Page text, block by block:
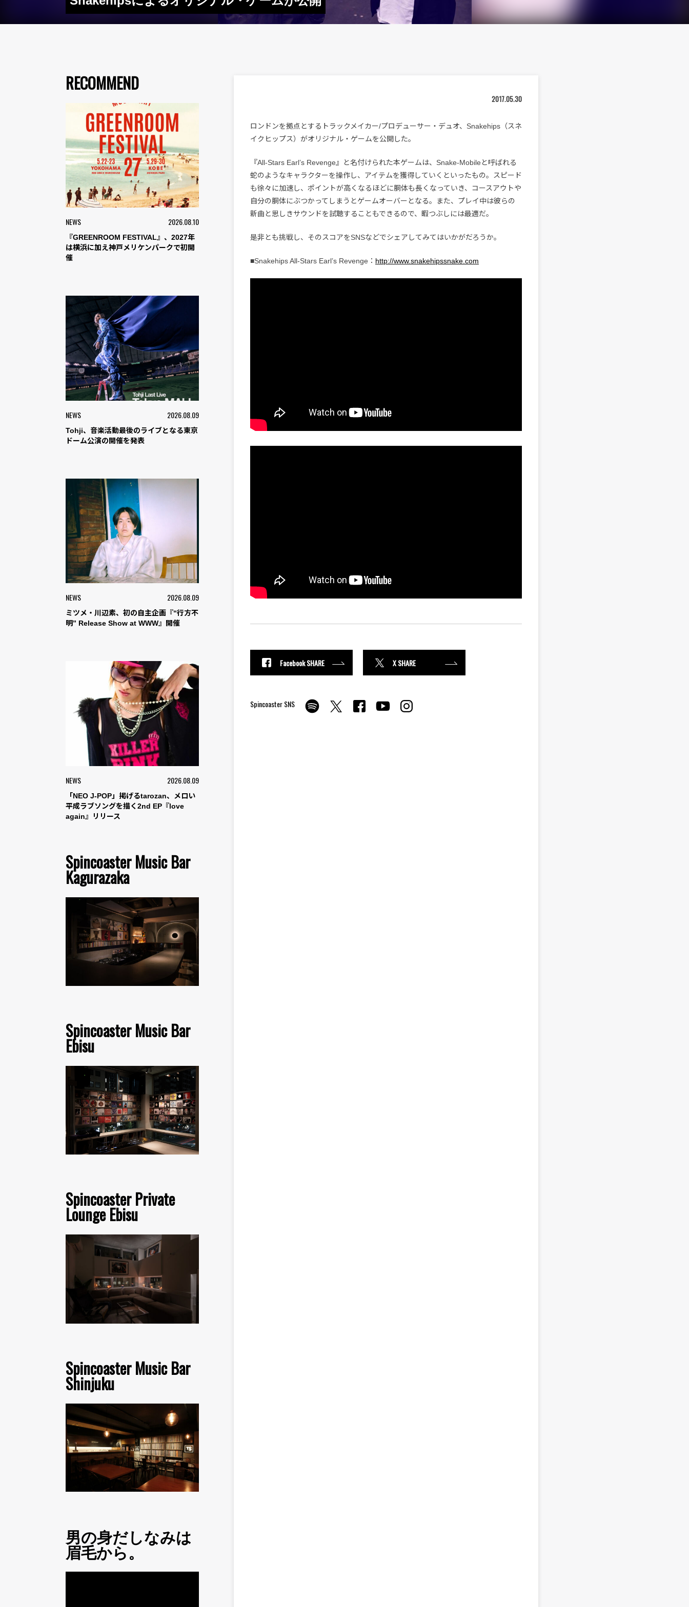
RECOMMEND
NEWS 2026.08.10
『GREENROOM FESTIVAL』、2027年
は横浜に加え神戸メリケンパークで初開
催
NEWS 2026.08.09
Tohji、音楽活動最後のライブとなる東京
ドーム公演の開催を発表
NEWS 2026.08.09
ミツメ・川辺素、初の自主企画『“行方不
明” Release Show at WWW』開催
NEWS 2026.08.09
「NEO J-POP」掲げるtarozan、メロい
平成ラブソングを描く2nd EP『love
again』リリース
Spincoaster Music Bar
Kagurazaka
Spincoaster Music Bar
Ebisu
Spincoaster Private
Lounge Ebisu
Spincoaster Music Bar
Shinjuku
男の身だしなみは
眉毛から。
2017.05.30
ロンドンを拠点とするトラックメイカー/プロデューサー・デュオ、Snakehips（スネ
イクヒップス）がオリジナル・ゲームを公開した。
『All-Stars Earl’s Revenge』と名付けられた本ゲームは、Snake-Mobileと呼ばれる
蛇のようなキャラクターを操作し、アイテムを獲得していくといったもの。スピード
も徐々に加速し、ポイントが高くなるほどに胴体も長くなっていき、コースアウトや
自分の胴体にぶつかってしまうとゲームオーバーとなる。また、プレイ中は彼らの
新曲と思しきサウンドを試聴することもできるので、暇つぶしには最適だ。
是非とも挑戦し、そのスコアをSNSなどでシェアしてみてはいかがだろうか。
■Snakehips All-Stars Earl’s Revenge： http://www.snakehipssnake.com
Facebook SHARE X SHARE
Spincoaster SNS